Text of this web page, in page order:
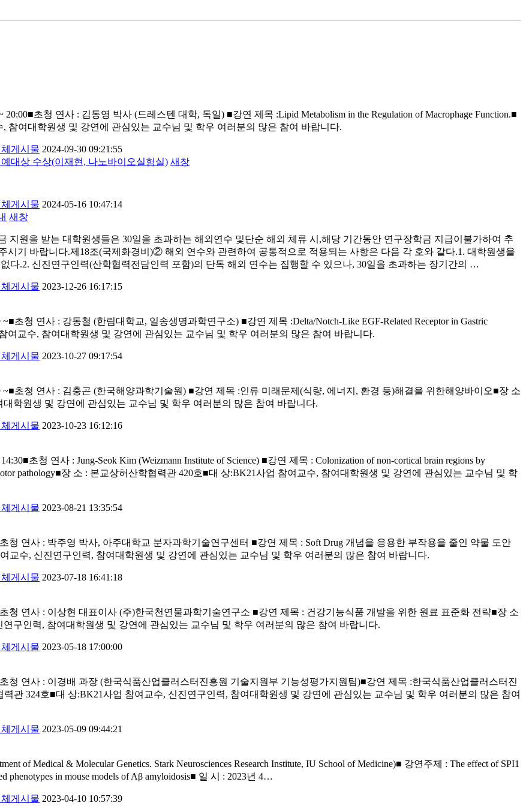
초청 연사 : 김동영 박사 (드레스텐 대학, 독일) ■강연 제목 :Lipid Metabolism in the Regulation of Macrophage Function.■
참여대학원생 및 강연에 관심있는 교수님 및 학우 여러분의 많은 참여 바랍니다.
게시물 2024-09-30 09:21:55
대상 수상(이재현, 나노바이오실험실) 새창
게시물 2024-05-16 10:47:14
새창
지원을 받는 대학원생들은 30일을 초과하는 해외연수 및단순 해외 체류 시,해당 기간동안 연구장학금 지급이불가하여 추
시기 바랍니다.제18조(국제화경비)② 해외 연수와 관련하여 공통적으로 적용되는 사항은 다음 각 호와 같다.1. 대학원생을
다.2. 신진연구인력(산학협력전담인력 포함)의 단독 해외 연수는 집행할 수 있으나, 30일을 초과하는 장기간의 …
게시물 2023-12-26 16:17:15
초청 연사 : 강동철 (한림대학교, 일송생명과학연구소) ■강연 제목 :Delta/Notch-Like EGF-Related Receptor in Gastric
여교수, 참여대학원생 및 강연에 관심있는 교수님 및 학우 여러분의 많은 참여 바랍니다.
게시물 2023-10-27 09:17:54
~■초청 연사 : 김충곤 (한국해양과학기술원) ■강연 제목 :인류 미래문제(식량, 에너지, 환경 등)해결을 위한해양바이오■장 소
학원생 및 강연에 관심있는 교수님 및 학우 여러분의 많은 참여 바랍니다.
게시물 2023-10-23 16:12:16
초청 연사 : Jung-Seok Kim (Weizmann Institute of Science) ■강연 제목 : Colonization of non-cortical brain regions by
motor pathology■장 소 : 본교상허산학협력관 420호■대 상:BK21사업 참여교수, 참여대학원생 및 강연에 관심있는 교수님 및 학
게시물 2023-08-21 13:35:54
청 연사 : 박주영 박사, 아주대학교 분자과학기술연구센터 ■강연 제목 : Soft Drug 개념을 응용한 부작용을 줄인 약물 도안
교수, 신진연구인력, 참여대학원생 및 강연에 관심있는 교수님 및 학우 여러분의 많은 참여 바랍니다.
게시물 2023-07-18 16:41:18
청 연사 : 이상현 대표이사 (주)한국천연물과학기술연구소 ■강연 제목 : 건강기능식품 개발을 위한 원료 표준화 전략■장 소
구인력, 참여대학원생 및 강연에 관심있는 교수님 및 학우 여러분의 많은 참여 바랍니다.
게시물 2023-05-18 17:00:00
청 연사 : 이경배 과장 (한국식품산업클러스터진흥원 기술지원부 기능성평가지원팀)■강연 제목 :한국식품산업클러스터진
관 324호■대 상:BK21사업 참여교수, 신진연구인력, 참여대학원생 및 강연에 관심있는 교수님 및 학우 여러분의 많은 참여
게시물 2023-05-09 09:44:21
of Medical & Molecular Genetics. Stark Neurosciences Research Institute, IU School of Medicine)■ 강연주제 : The effect of SPI1
phenotypes in mouse models of Aβ amyloidosis■ 일 시 : 2023년 4…
게시물 2023-04-10 10:57:39